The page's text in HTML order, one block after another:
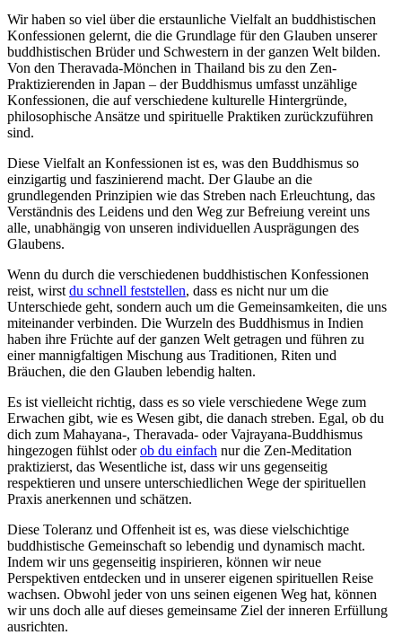
Wir haben so viel über die erstaunliche Vielfalt an buddhistischen
Konfessionen gelernt, die die Grundlage für den Glauben unserer
buddhistischen Brüder und Schwestern in der ganzen Welt bilden.
Von den Theravada-Mönchen in Thailand bis zu den Zen-
Praktizierenden in Japan – der Buddhismus umfasst unzählige
Konfessionen, die auf verschiedene kulturelle Hintergründe,
philosophische Ansätze und spirituelle Praktiken zurückzuführen
sind.
Diese Vielfalt an Konfessionen ist es, was den Buddhismus so
einzigartig und faszinierend macht. Der Glaube an die
grundlegenden Prinzipien wie das Streben nach Erleuchtung, das
Verständnis des Leidens und den Weg zur Befreiung vereint uns
alle, unabhängig von unseren individuellen Ausprägungen des
Glaubens.
Wenn du durch die verschiedenen buddhistischen Konfessionen
reist, wirst du schnell feststellen, dass es nicht nur um die
Unterschiede geht, sondern auch um die Gemeinsamkeiten, die uns
miteinander verbinden. Die Wurzeln des Buddhismus in Indien
haben ihre Früchte auf der ganzen Welt getragen und führen zu
einer mannigfaltigen Mischung aus Traditionen, Riten und
Bräuchen, die den Glauben lebendig halten.
Es ist vielleicht richtig, dass es so viele verschiedene Wege zum
Erwachen gibt, wie es Wesen gibt, die danach streben. Egal, ob du
dich zum Mahayana-, Theravada- oder Vajrayana-Buddhismus
hingezogen fühlst oderob du einfach nur die Zen-Meditation
praktizierst, das Wesentliche ist, dass wir uns gegenseitig
respektieren und unsere unterschiedlichen Wege der spirituellen
Praxis anerkennen und schätzen.
Diese Toleranz und Offenheit ist es, was diese vielschichtige
buddhistische Gemeinschaft so lebendig und dynamisch macht.
Indem wir uns gegenseitig inspirieren, können wir neue
Perspektiven entdecken und in unserer eigenen spirituellen Reise
wachsen. Obwohl jeder von uns seinen eigenen Weg hat, können
wir uns doch alle auf dieses gemeinsame Ziel der inneren Erfüllung
ausrichten.